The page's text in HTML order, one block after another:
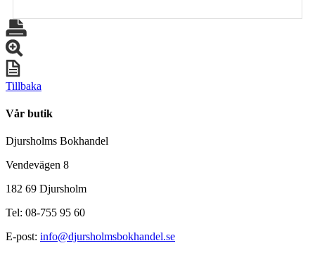
Tillbaka
Vår butik
Djursholms Bokhandel
Vendevägen 8
182 69 Djursholm
Tel: 08-755 95 60
E-post: info@djursholmsbokhandel.se